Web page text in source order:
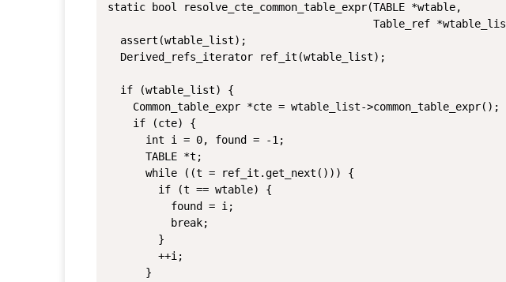
static bool resolve_cte_common_table_expr(TABLE *wtable,
Table_ref
  assert(wtable_list);
  Derived_refs_iterator ref_it(wtable_list);
  if (wtable_list) {
    Common_table_expr *cte = wtable_list->common_table_expr();
    if (cte) {
      int i = 0, found = -1;
      TABLE *t;
      while ((t = ref_it.get_next())) {
        if (t == wtable) {
          found = i;
          break;
        }
        ++i;
      }